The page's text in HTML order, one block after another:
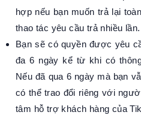
hợp nếu bạn muốn trả lại
thao tác yêu cầu trả nhiều lần.
Bạn sẽ có quyền được yêu
đa 6 ngày kể từ khi có
Nếu đã qua 6 ngày mà bạn
có thể trao đổi riêng với
tâm hỗ trợ khách hàng của